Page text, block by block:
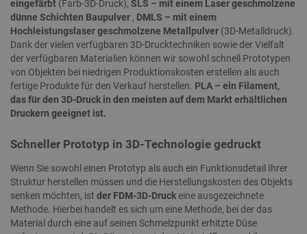
eingefärbt (Farb-3D-Druck), SLS – mit einem Laser geschmolzene
dünne Schichten Baupulver , DMLS – mit einem
Hochleistungslaser geschmolzene Metallpulver (3D-Metalldruck).
Dank der vielen verfügbaren 3D-Drucktechniken sowie der Vielfalt
der verfügbaren Materialien können wir sowohl schnell Prototypen
von Objekten bei niedrigen Produktionskosten erstellen als auch
fertige Produkte für den Verkauf herstellen. PLA – ein Filament,
das für den 3D-Druck in den meisten auf dem Markt erhältlichen
Druckern geeignet ist.
Schneller Prototyp in 3D-Technologie gedruckt
Wenn Sie sowohl einen Prototyp als auch ein Funktionsdetail Ihrer
Struktur herstellen müssen und die Herstellungskosten des Objekts
senken möchten, ist der FDM-3D-Druckeine ausgezeichnete
Methode. Hierbei handelt es sich um eine Methode, bei der das
Material durch eine auf seinen Schmelzpunkt erhitzte Düse
isListDisplay botland.de
LaSID
Quality Unit
_smvs .botland.de